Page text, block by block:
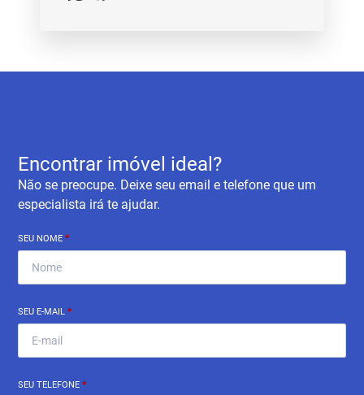
Encontrar imóvel ideal?
Não se preocupe. Deixe seu email e telefone que um
especialista irá te ajudar.
SEU NOME*
SEU E-MAIL*
SEU TELEFONE*